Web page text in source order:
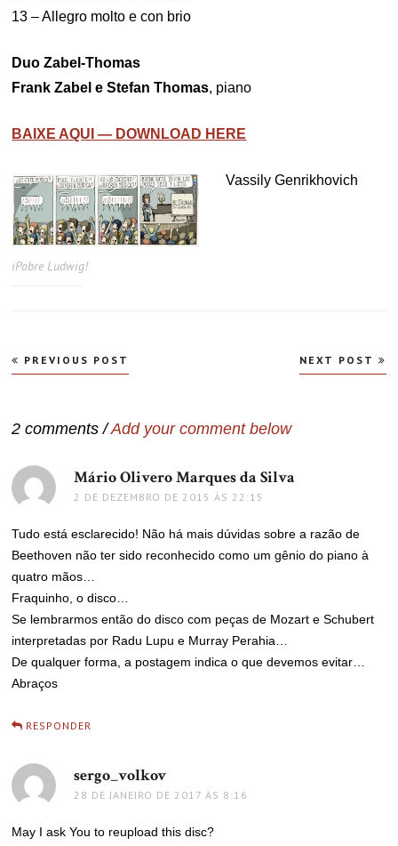
13 – Allegro molto e con brio
Duo Zabel-Thomas
Frank Zabel e Stefan Thomas, piano
BAIXE AQUI — DOWNLOAD HERE
iPobre Ludwig!
Vassily Genrikhovich
Navegação
de
PREVIOUS POST NEXT POST
2 comments /Add your comment below
Mário Olivero Marques da Silva
2 DE DEZEMBRO DE 2015 ÀS 22:15
Tudo está esclarecido! Não há mais dúvidas sobre a razão de
Beethoven não ter sido reconhecido como um gênio do piano à
quatro mãos…
Fraquinho, o disco…
Se lembrarmos então do disco com peças de Mozart e Schubert
interpretadas por Radu Lupu e Murray Perahia…
De qualquer forma, a postagem indica o que devemos evitar…
Abraços
RESPONDER
sergo_volkov
28 DE JANEIRO DE 2017 ÀS 8:16
May I ask You to reupload this disc?